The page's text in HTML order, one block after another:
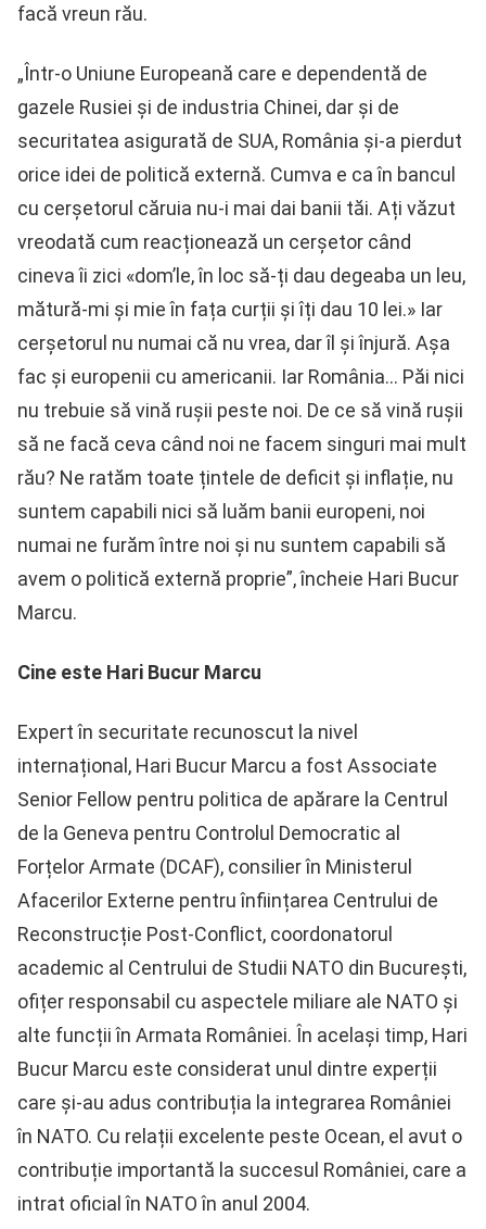
facă vreun rău.
„Într-o Uniune Europeană care e dependentă de
gazele Rusiei și de industria Chinei, dar și de
securitatea asigurată de SUA, România și-a pierdut
orice idei de politică externă. Cumva e ca în bancul
cu cerșetorul căruia nu-i mai dai banii tăi. Ați văzut
vreodată cum reacționează un cerșetor când
cineva îi zici «dom’le, în loc să-ți dau degeaba un leu,
mătură-mi și mie în fața curții și îți dau 10 lei.» Iar
cerșetorul nu numai că nu vrea, dar îl și înjură. Așa
fac și europenii cu americanii. Iar România… Păi nici
nu trebuie să vină rușii peste noi. De ce să vină rușii
să ne facă ceva când noi ne facem singuri mai mult
rău? Ne ratăm toate țintele de deficit și inflație, nu
suntem capabili nici să luăm banii europeni, noi
numai ne furăm între noi și nu suntem capabili să
avem o politică externă proprie”, încheie Hari Bucur
Marcu.
Cine este Hari Bucur Marcu
Expert în securitate recunoscut la nivel
internațional, Hari Bucur Marcu a fost Associate
Senior Fellow pentru politica de apărare la Centrul
de la Geneva pentru Controlul Democratic al
Forțelor Armate (DCAF), consilier în Ministerul
Afacerilor Externe pentru înființarea Centrului de
Reconstrucție Post-Conflict, coordonatorul
academic al Centrului de Studii NATO din București,
ofițer responsabil cu aspectele miliare ale NATO și
alte funcții în Armata României. În același timp, Hari
Bucur Marcu este considerat unul dintre experții
care și-au adus contribuția la integrarea României
în NATO. Cu relații excelente peste Ocean, el avut o
contribuție importantă la succesul României, care a
intrat oficial în NATO în anul 2004.